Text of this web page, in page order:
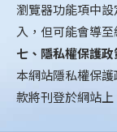
瀏覽器功能項中
入，但可能會導
七、隱私權保護政
本網站隱私權保
款將刊登於網站上